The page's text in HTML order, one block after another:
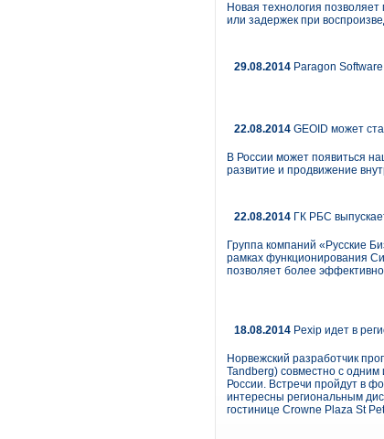
Новая технология
или задержек при
29.08.2014 Paragon
22.08.2014 GEOID может
В России может появиться
развитие и продвижение
22.08.2014 ГК РБС
Группа компаний «Русские
рамках функционирования
позволяет более
18.08.2014 Pexip идет в
Норвежский разработчик
Tandberg) совместно с
России. Встречи пройдут в
интересны региональным
гостинице Crowne Plaza St